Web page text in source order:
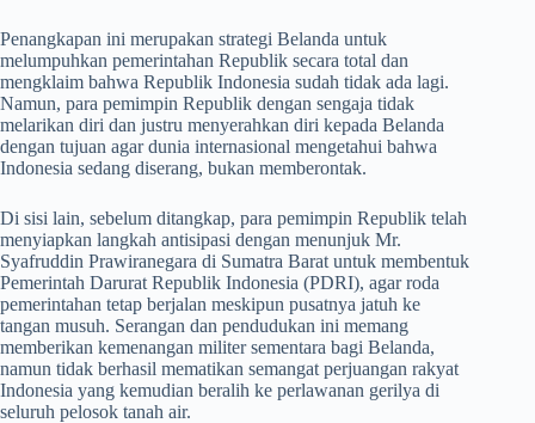
Penangkapan ini merupakan strategi Belanda untuk
melumpuhkan pemerintahan Republik secara total dan
mengklaim bahwa Republik Indonesia sudah tidak ada lagi.
Namun, para pemimpin Republik dengan sengaja tidak
melarikan diri dan justru menyerahkan diri kepada Belanda
dengan tujuan agar dunia internasional mengetahui bahwa
Indonesia sedang diserang, bukan memberontak.
Di sisi lain, sebelum ditangkap, para pemimpin Republik telah
menyiapkan langkah antisipasi dengan menunjuk Mr.
Syafruddin Prawiranegara di Sumatra Barat untuk membentuk
Pemerintah Darurat Republik Indonesia (PDRI), agar roda
pemerintahan tetap berjalan meskipun pusatnya jatuh ke
tangan musuh. Serangan dan pendudukan ini memang
memberikan kemenangan militer sementara bagi Belanda,
namun tidak berhasil mematikan semangat perjuangan rakyat
Indonesia yang kemudian beralih ke perlawanan gerilya di
seluruh pelosok tanah air.